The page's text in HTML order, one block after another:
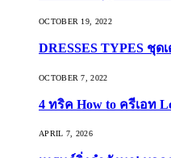
OCTOBER 19, 2022
DRESSES TYPES ชุด
OCTOBER 7, 2022
4 ทริค How to ครีเอท
APRIL 7, 2026